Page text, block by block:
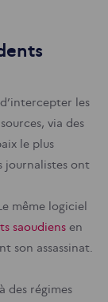
les
via des
le plus
journalistes ont
même logiciel
saoudiens en
son assassinat.
des régimes